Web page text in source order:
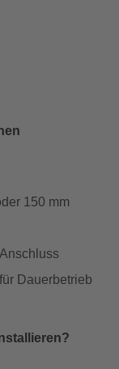
150 mm
Dauerbetrieb